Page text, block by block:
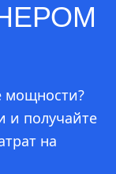
мощности?
и получайте
на